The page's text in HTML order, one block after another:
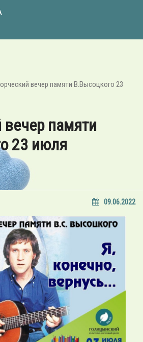
вечер памяти В.Высоцкого 23
вечер памяти
23 июля
09.06.2022